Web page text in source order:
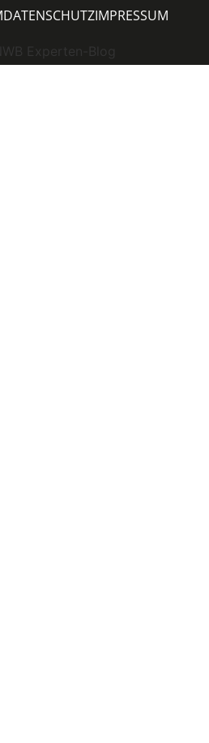
Experten-Blog
DATENSCHUTZIMPRESSUM